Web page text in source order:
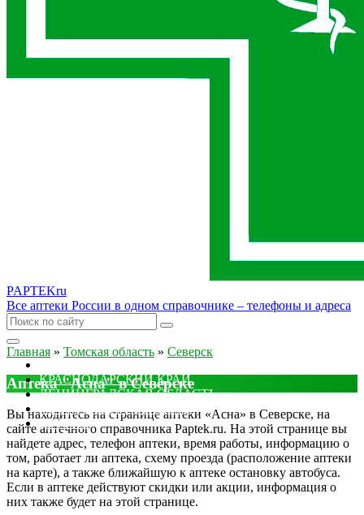
PAPTEKru
Все аптеки России в одном справочнике – телефоны и адреса
КРАСНОДАРСКИЙ КРАЙ
ЛЕНИНГРАДСКАЯ ОБЛАСТЬ
ДРУГИЕ
Главная » Томская область » Северск
Аптека "Асна" в Северске
Вы находитесь на странице аптеки «Асна» в Северске, на
сайте аптечного справочника Paptek.ru. На этой странице вы
найдете адрес, телефон аптеки, время работы, информацию о
том, работает ли аптека, схему проезда (расположение аптеки
на карте), а также ближайшую к аптеке остановку автобуса.
Если в аптеке действуют скидки или акции, информация о
них также будет на этой странице.